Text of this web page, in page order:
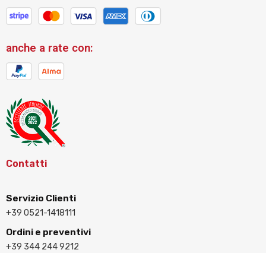
anche a rate con:
Contatti
Servizio Clienti
+39 0521-1418111
Ordini e preventivi
+39 344 244 9212